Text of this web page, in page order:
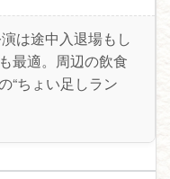
は途中入退場もし
最適。周辺の飲食
“ちょい足しラン